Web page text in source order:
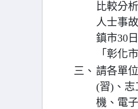
比較分
人士事
鎮市30
「彰化
三、 請各單
(習)、志
機、電